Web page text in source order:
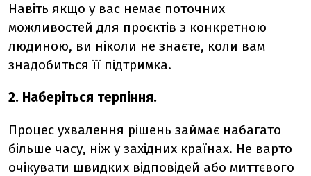
Навіть якщо у вас немає поточних
можливостей для проєктів з конкретною
людиною, ви ніколи не знаєте, коли вам
знадобиться її підтримка.
2. Наберіться терпіння.
Процес ухвалення рішень займає набагато
більше часу, ніж у західних країнах. Не варто
очікувати швидких відповідей або миттєвого